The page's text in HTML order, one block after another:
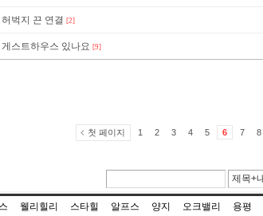
벅지 끈 연결 [2]
스트하우스 있나요 [9]
첫 페이지 1 2 3 4 5 6 7 8
웰리힐리 스타힐 알프스 양지 오크밸리 용평